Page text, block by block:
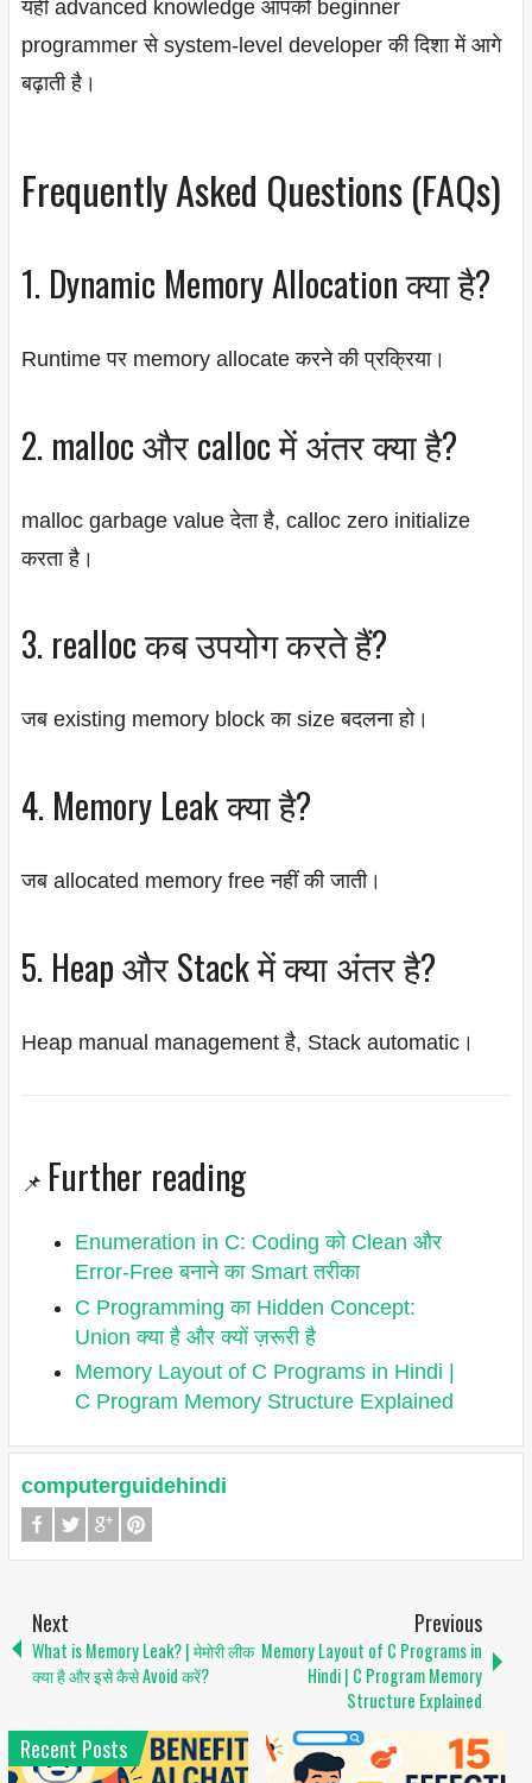
यही advanced knowledge आपको beginner
programmer से system-level developer की दिशा में आगे
बढ़ाती है।
Frequently Asked Questions (FAQs)
1. Dynamic Memory Allocation क्या है?
Runtime पर memory allocate करने की प्रक्रिया।
2. malloc और calloc में अंतर क्या है?
malloc garbage value देता है, calloc zero initialize
करता है।
3. realloc कब उपयोग करते हैं?
जब existing memory block का size बदलना हो।
4. Memory Leak क्या है?
जब allocated memory free नहीं की जाती।
5. Heap और Stack में क्या अंतर है?
Heap manual management है, Stack automatic।
📌 Further reading
Enumeration in C: Coding को Clean और
Error-Free बनाने का Smart तरीका
C Programming का Hidden Concept:
Union क्या है और क्यों ज़रूरी है
Memory Layout of C Programs in Hindi |
C Program Memory Structure Explained
computerguidehindi
Next
What is Memory Leak? | मेमोरी लीक
क्या है और इसे कैसे Avoid करें?
Previous
Memory Layout of C Programs in
Hindi | C Program Memory
Structure Explained
Recent Posts